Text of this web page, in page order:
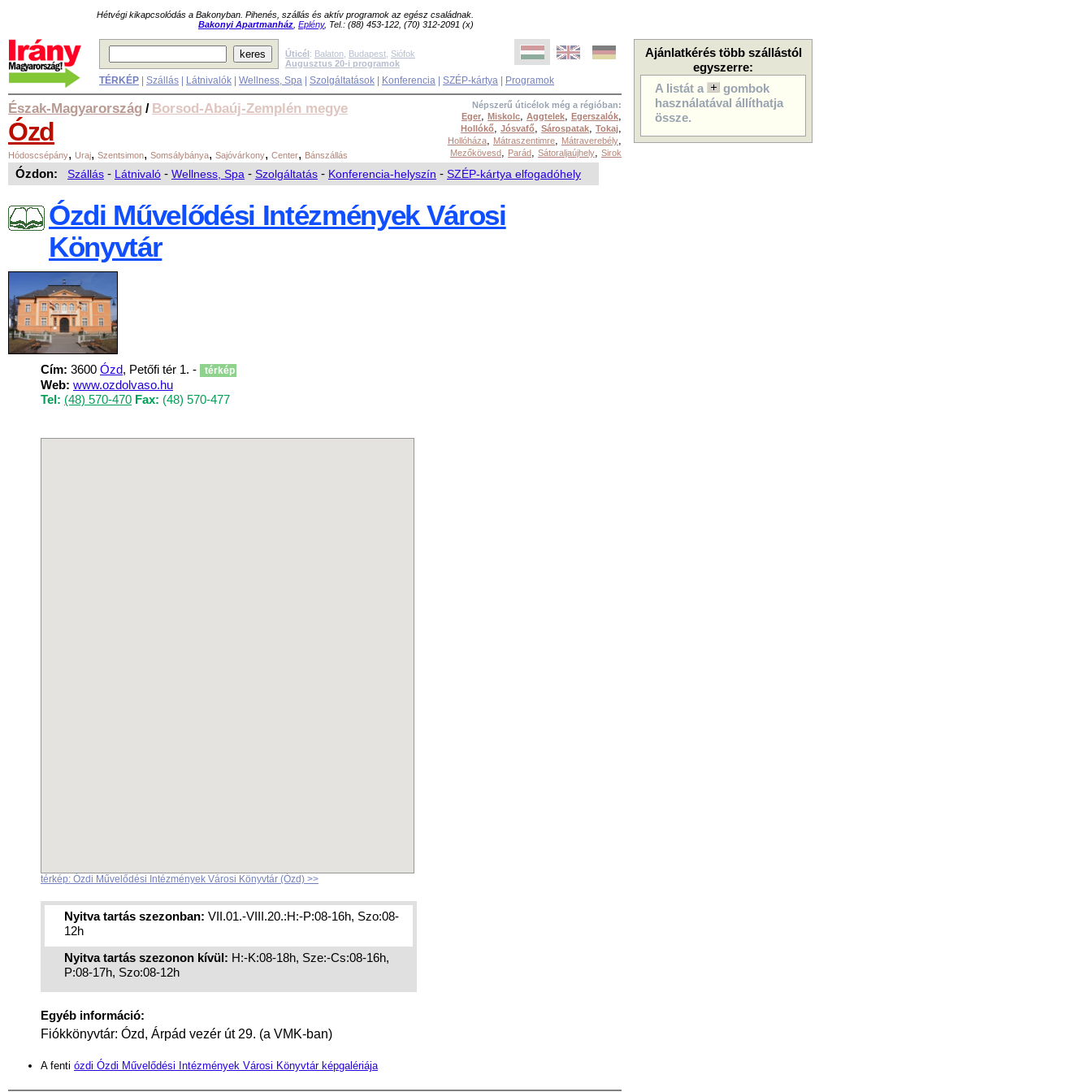
Hétvégi kikapcsolódás a Bakonyban. Pihenés, szállás és aktív programok az egész családnak.
Bakonyi Apartmanház Eplény, Tel.: (88) 453-122, (70) 312-2091 (x)
Ajánlatkérés több szállástól
egyszerre:
A listát a
gombok
használatával állíthatja
össze.
Úticél: Balaton Budapest Siófok
Augusztus 20-i programok
TÉRKÉP Szállás Látnivalók Wellness, Spa Szolgáltatások Konferencia SZÉP-kártya Programok
Népszerű úticélok még a régióban:
Eger, Miskolc, Aggtelek, Egerszalók,
Hollókő, Jósvafő, Sárospatak, Tokaj,
Hollóháza, Mátraszentimre, Mátraverebély,
Mezőkövesd, Parád, Sátoraljaújhely, Sirok
Észak-Magyarország / Borsod-Abaúj-Zemplén megye
Ózd
Hódoscsépány, Uraj, Szentsimon, Somsálybánya, Sajóvárkony, Center, Bánszállás
Ózdon: Szállás - Látnivaló - Wellness, Spa - Szolgáltatás - Konferencia-helyszín - SZÉP-kártya elfogadóhely
Ózdi Művelődési Intézmények Városi
Könyvtár
Cím: 3600 Ózd, Petőfi tér 1. - térkép
Web: www.ozdolvaso.hu
Tel: (48) 570-470 Fax: (48) 570-477
térkép: Ózdi Művelődési Intézmények Városi Könyvtár (Ózd) >>
Nyitva tartás szezonban: VII.01.-VIII.20.:H:-P:08-16h, Szo:08-
12h
Nyitva tartás szezonon kívül: H:-K:08-18h, Sze:-Cs:08-16h,
P:08-17h, Szo:08-12h
Egyéb információ:
Fiókkönyvtár: Ózd, Árpád vezér út 29. (a VMK-ban)
A fenti ózdi Ózdi Művelődési Intézmények Városi Könyvtár képgalériája